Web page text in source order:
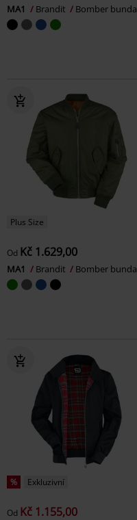
MA1 Brandit Bomber bunda
Plus Size
Od Kč 1.629,00
MA1 Brandit Bomber bunda
% Exkluzivní
Od Kč 1.155,00